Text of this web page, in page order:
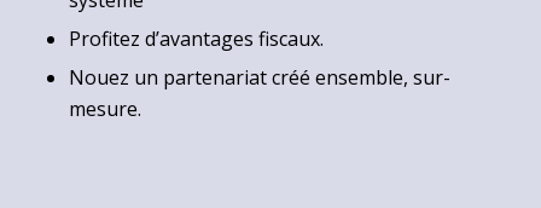
Profitez d’avantages fiscaux.
Nouez un partenariat créé ensemble, sur-
mesure.